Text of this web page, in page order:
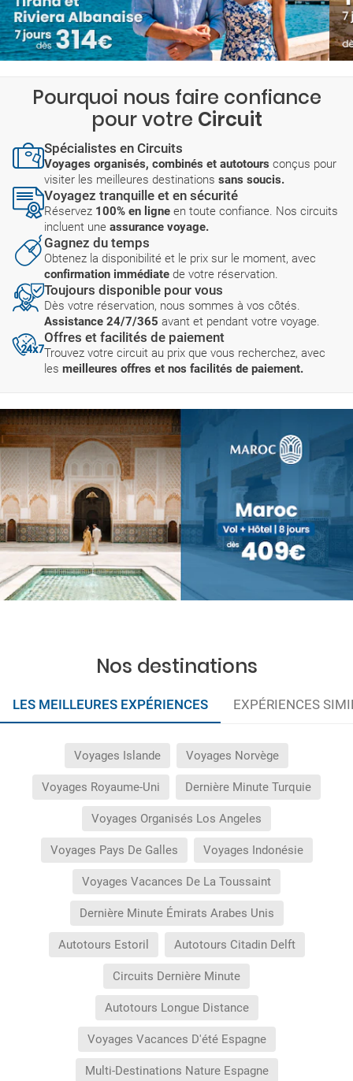
Pourquoi nous faire confiance
pour votre Circuit
Spécialistes en Circuits
Voyages organisés, combinés et autotours conçus pour
visiter les meilleures destinations sans soucis.
Voyagez tranquille et en sécurité
Réservez 100% en ligne en toute confiance. Nos circuits
incluent une assurance voyage.
Gagnez du temps
Obtenez la disponibilité et le prix sur le moment, avec
confirmation immédiate de votre réservation.
Toujours disponible pour vous
Dès votre réservation, nous sommes à vos côtés.
Assistance 24/7/365 avant et pendant votre voyage.
Offres et facilités de paiement
Trouvez votre circuit au prix que vous recherchez, avec
les meilleures offres et nos facilités de paiement.
Nos destinations
LES MEILLEURES EXPÉRIENCES EXPÉRIENCES
Voyages Islande Voyages Norvège
Voyages Royaume-Uni Dernière Minute Turquie
Voyages Organisés Los Angeles
Voyages Pays De Galles Voyages Indonésie
Voyages Vacances De La Toussaint
Dernière Minute Émirats Arabes Unis
Autotours Estoril Autotours Citadin Delft
Circuits Dernière Minute
Autotours Longue Distance
Voyages Vacances D'été Espagne
Multi-Destinations Nature Espagne